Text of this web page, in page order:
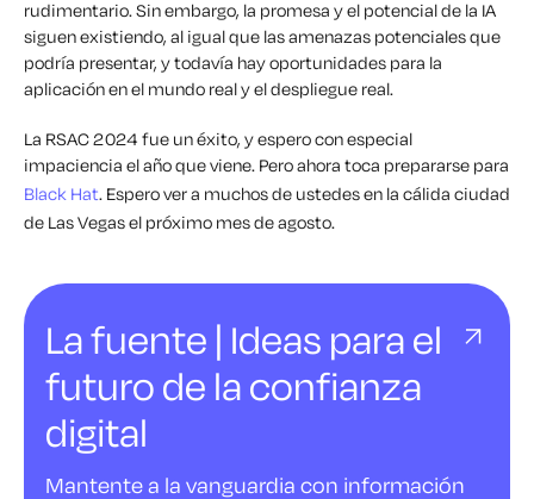
rudimentario. Sin embargo, la promesa y el potencial de la IA
siguen existiendo, al igual que las amenazas potenciales que
podría presentar, y todavía hay oportunidades para la
aplicación en el mundo real y el despliegue real.
La RSAC 2024 fue un éxito, y espero con especial
impaciencia el año que viene. Pero ahora toca prepararse para
Black Hat. Espero ver a muchos de ustedes en la cálida ciudad
de Las Vegas el próximo mes de agosto.
La fuente | Ideas para el
futuro de la confianza
digital
Mantente a la vanguardia con información